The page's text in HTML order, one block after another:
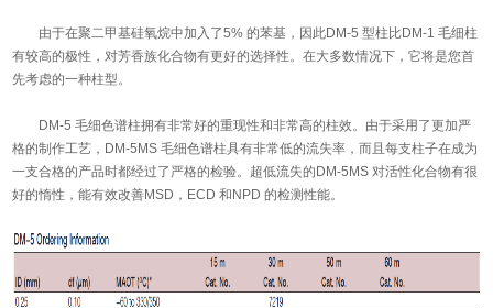
由于在聚二甲基硅氧烷中加入了5% 的苯基，因此DM-5 型柱比DM-1 毛细柱
有较高的极性，对芳香族化合物有更好的选择性。在大多数情况下，它将是您首
先考虑的一种柱型。
DM-5 毛细色谱柱拥有非常好的重现性和非常高的柱效。由于采用了更加严
格的制作工艺，DM-5MS 毛细色谱柱具有非常低的流失率，而且每支柱子在成为
一支合格的产品时都经过了严格的检验。超低流失的DM-5MS 对活性化合物有很
好的惰性，能有效改善MSD，ECD 和NPD 的检测性能。